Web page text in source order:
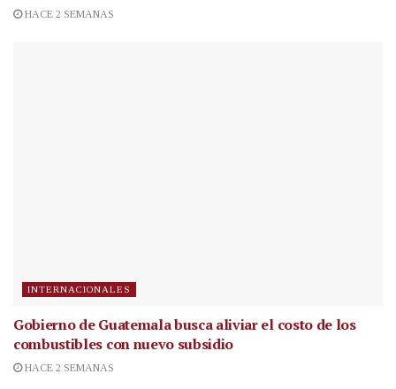
HACE 2 SEMANAS
INTERNACIONALES
Gobierno de Guatemala busca aliviar el costo de los
combustibles con nuevo subsidio
HACE 2 SEMANAS